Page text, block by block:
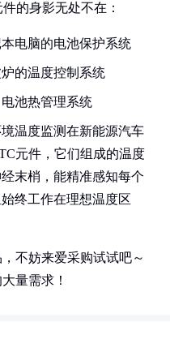
的身影无处不在：
电脑的电池保护系统
的温度控制系统
池热管理系统
温度监测在新能源汽车
元件，它们组成的温度
末梢，能精准感知每个
终工作在理想温度区
不妨来爱采购试试吧～
量需求！